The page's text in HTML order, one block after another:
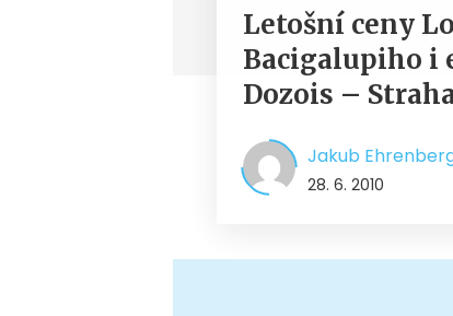
Letošní ceny
Bacigalupiho i
Dozois –
Jakub
28. 6. 2010